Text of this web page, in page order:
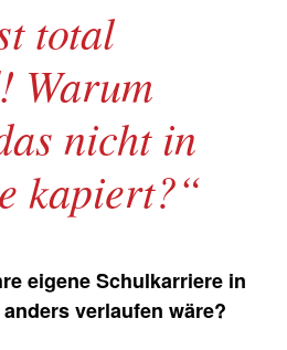
total
Warum
nicht in
kapiert?
eigene Schulkarriere in
verlaufen wäre?